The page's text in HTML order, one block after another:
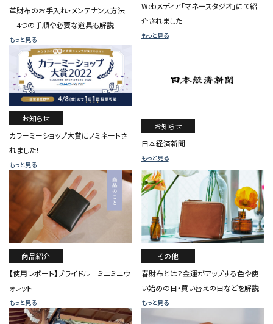
革財布のお手入れ・メンテナンス方法
｜4つの手順や必要な道具も解説
もっと見る
Webメディア「マネースタジオ」にて紹
介されました
もっと見る
お知らせ
カラーミーショップ大賞にノミネートさ
れました！
もっと見る
お知らせ
日本経済新聞
もっと見る
商品紹介
【使用レポート】ブライドル ミニミニウ
ォレット
もっと見る
その他
春財布とは？金運がアップする色や使
い始めの日・買い替えの日などを解説
もっと見る